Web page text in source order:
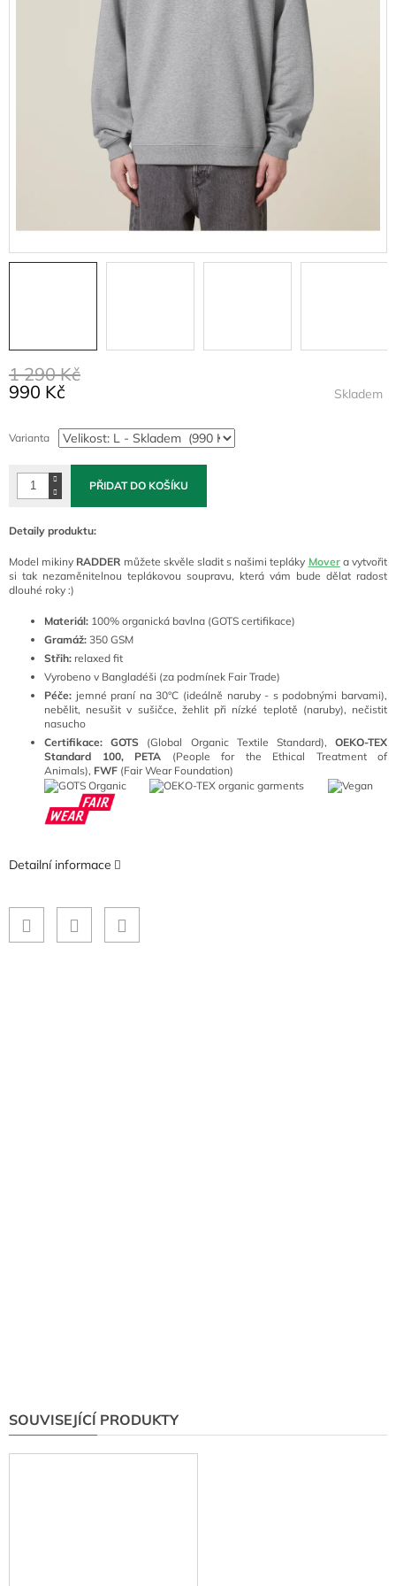
1 290 Kč
990 Kč
cena:
Skladem
Varianta
PŘIDAT DO KOŠÍKU
Detaily produktu:
Model mikiny RADDER můžete skvěle sladit s našimi tepláky Mover a vytvořit
si tak nezaměnitelnou teplákovou soupravu, která vám bude dělat radost
dlouhé roky :)
Materiál: 100% organická bavlna (GOTS certifikace)
Gramáž: 350 GSM
Střih: relaxed fit
Vyrobeno v Bangladéši (za podmínek Fair Trade)
Péče: jemné praní na 30°C (ideálně naruby - s podobnými barvami),
nebělit, nesušit v sušičce, žehlit při nízké teplotě (naruby), nečistit
nasucho
Certifikace: GOTS (Global Organic Textile Standard),OEKO-TEX
Standard 100, PETA (People for the Ethical Treatment of
Animals), FWF (Fair Wear Foundation)
Detailní informace
SOUVISEJÍCÍ PRODUKTY